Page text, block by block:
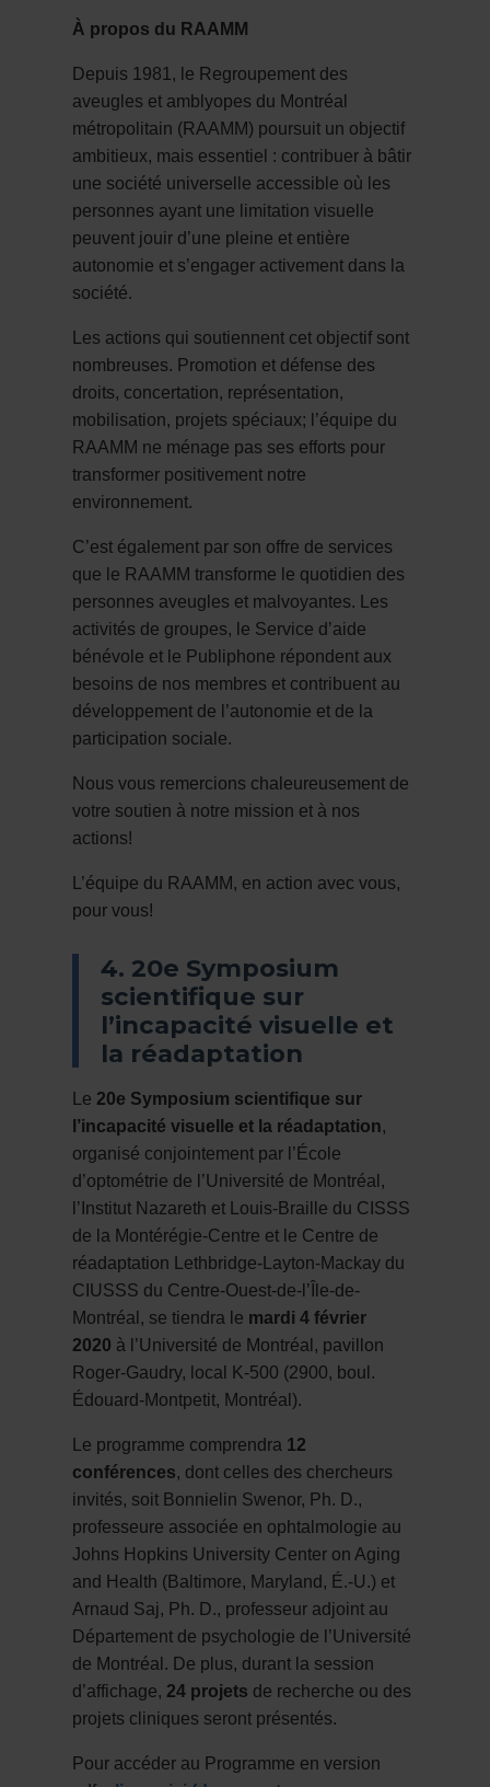
À propos du RAAMM
Depuis 1981, le Regroupement des
aveugles et amblyopes du Montréal
métropolitain (RAAMM) poursuit un objectif
ambitieux, mais essentiel : contribuer à bâtir
une société universelle accessible où les
personnes ayant une limitation visuelle
peuvent jouir d’une pleine et entière
autonomie et s’engager activement dans la
société.
Les actions qui soutiennent cet objectif sont
nombreuses. Promotion et défense des
droits, concertation, représentation,
mobilisation, projets spéciaux; l’équipe du
RAAMM ne ménage pas ses efforts pour
transformer positivement notre
environnement.
C’est également par son offre de services
que le RAAMM transforme le quotidien des
personnes aveugles et malvoyantes. Les
activités de groupes, le Service d’aide
bénévole et le Publiphone répondent aux
besoins de nos membres et contribuent au
développement de l’autonomie et de la
participation sociale.
Nous vous remercions chaleureusement de
votre soutien à notre mission et à nos
actions!
L’équipe du RAAMM, en action avec vous,
pour vous!
4. 20e Symposium
scientifique sur
l’incapacité visuelle et
la réadaptation
Le 20e Symposium scientifique sur
l’incapacité visuelle et la réadaptation,
organisé conjointement par l’École
d’optométrie de l’Université de Montréal,
l’Institut Nazareth et Louis-Braille du CISSS
de la Montérégie-Centre et le Centre de
réadaptation Lethbridge-Layton-Mackay du
CIUSSS du Centre-Ouest-de-l’Île-de-
Montréal, se tiendra le mardi 4 février
2020 à l’Université de Montréal, pavillon
Roger-Gaudry, local K-500 (2900, boul.
Édouard-Montpetit, Montréal).
Le programme comprendra 12
conférences, dont celles des chercheurs
invités, soit Bonnielin Swenor, Ph. D.,
professeure associée en ophtalmologie au
Johns Hopkins University Center on Aging
and Health (Baltimore, Maryland, É.-U.) et
Arnaud Saj, Ph. D., professeur adjoint au
Département de psychologie de l’Université
de Montréal. De plus, durant la session
d’affichage, 24 projets de recherche ou des
projets cliniques seront présentés.
Pour accéder au Programme en version